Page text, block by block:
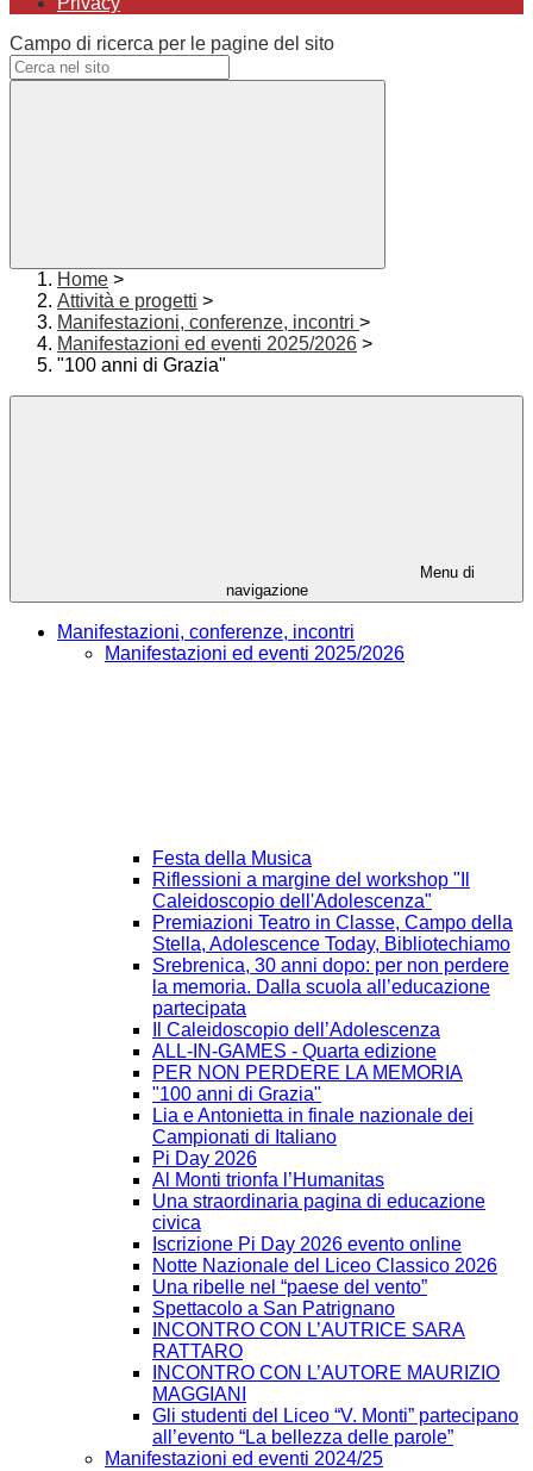
Campo di ricerca per le pagine del sito
Home >
Attività e progetti >
Manifestazioni, conferenze, incontri >
Manifestazioni ed eventi 2025/2026 >
"100 anni di Grazia"
Menu di
navigazione
Manifestazioni, conferenze, incontri
Manifestazioni ed eventi 2025/2026
Festa della Musica
Riflessioni a margine del workshop "Il
Caleidoscopio dell'Adolescenza"
Premiazioni Teatro in Classe, Campo della
Stella, Adolescence Today, Bibliotechiamo
Srebrenica, 30 anni dopo: per non perdere
la memoria. Dalla scuola all’educazione
partecipata
Il Caleidoscopio dell’Adolescenza
ALL-IN-GAMES - Quarta edizione
PER NON PERDERE LA MEMORIA
"100 anni di Grazia"
Lia e Antonietta in finale nazionale dei
Campionati di Italiano
Pi Day 2026
Al Monti trionfa l’Humanitas
Una straordinaria pagina di educazione
civica
Iscrizione Pi Day 2026 evento online
Notte Nazionale del Liceo Classico 2026
Una ribelle nel “paese del vento”
Spettacolo a San Patrignano
INCONTRO CON L’AUTRICE SARA
RATTARO
INCONTRO CON L’AUTORE MAURIZIO
MAGGIANI
Gli studenti del Liceo “V. Monti” partecipano
all’evento “La bellezza delle parole”
Manifestazioni ed eventi 2024/25